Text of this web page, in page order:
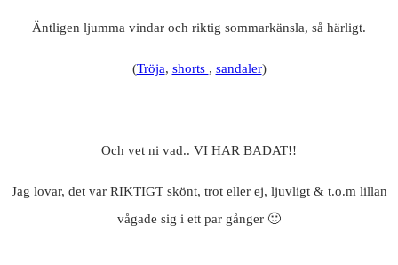
Äntligen ljumma vindar och riktig sommarkänsla, så härligt.
(Tröja, shorts , sandaler)
Och vet ni vad.. VI HAR BADAT!!
Jag lovar, det var RIKTIGT skönt, trot eller ej, ljuvligt & t.o.m lillan
vågade sig i ett par gånger 🙂